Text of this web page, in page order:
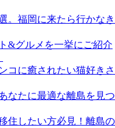
。福岡に来たら行かなき
&グルメを一挙にご紹介
コに癒されたい猫好きさ
なたに最適な離島を見つ
住したい方必見！離島の